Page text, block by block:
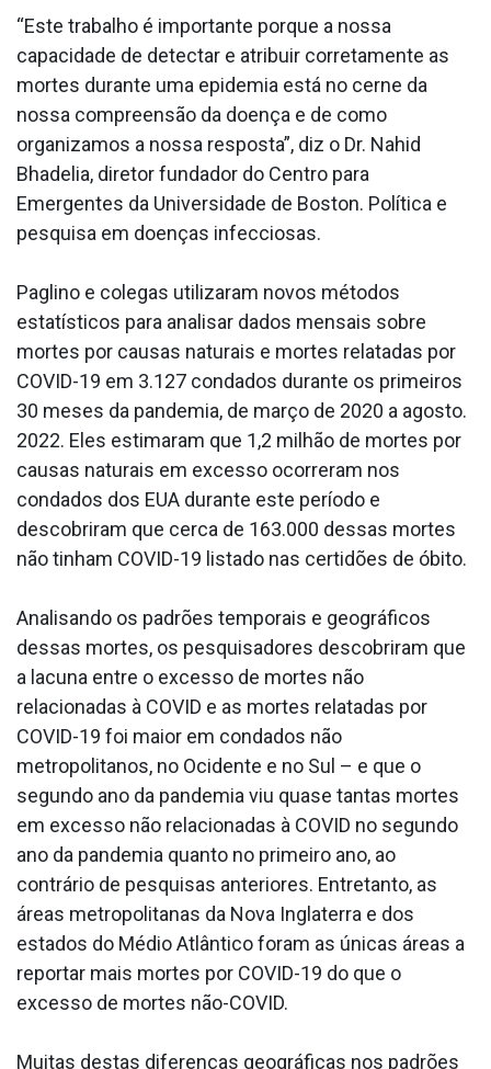
“Este trabalho é importante porque a nossa
capacidade de detectar e atribuir corretamente as
mortes durante uma epidemia está no cerne da
nossa compreensão da doença e de como
organizamos a nossa resposta”, diz o Dr. Nahid
Bhadelia, diretor fundador do Centro para
Emergentes da Universidade de Boston. Política e
pesquisa em doenças infecciosas.
Paglino e colegas utilizaram novos métodos
estatísticos para analisar dados mensais sobre
mortes por causas naturais e mortes relatadas por
COVID-19 em 3.127 condados durante os primeiros
30 meses da pandemia, de março de 2020 a agosto.
2022. Eles estimaram que 1,2 milhão de mortes por
causas naturais em excesso ocorreram nos
condados dos EUA durante este período e
descobriram que cerca de 163.000 dessas mortes
não tinham COVID-19 listado nas certidões de óbito.
Analisando os padrões temporais e geográficos
dessas mortes, os pesquisadores descobriram que
a lacuna entre o excesso de mortes não
relacionadas à COVID e as mortes relatadas por
COVID-19 foi maior em condados não
metropolitanos, no Ocidente e no Sul – e que o
segundo ano da pandemia viu quase tantas mortes
em excesso não relacionadas à COVID no segundo
ano da pandemia quanto no primeiro ano, ao
contrário de pesquisas anteriores. Entretanto, as
áreas metropolitanas da Nova Inglaterra e dos
estados do Médio Atlântico foram as únicas áreas a
reportar mais mortes por COVID-19 do que o
excesso de mortes não-COVID.
Muitas destas diferenças geográficas nos padrões